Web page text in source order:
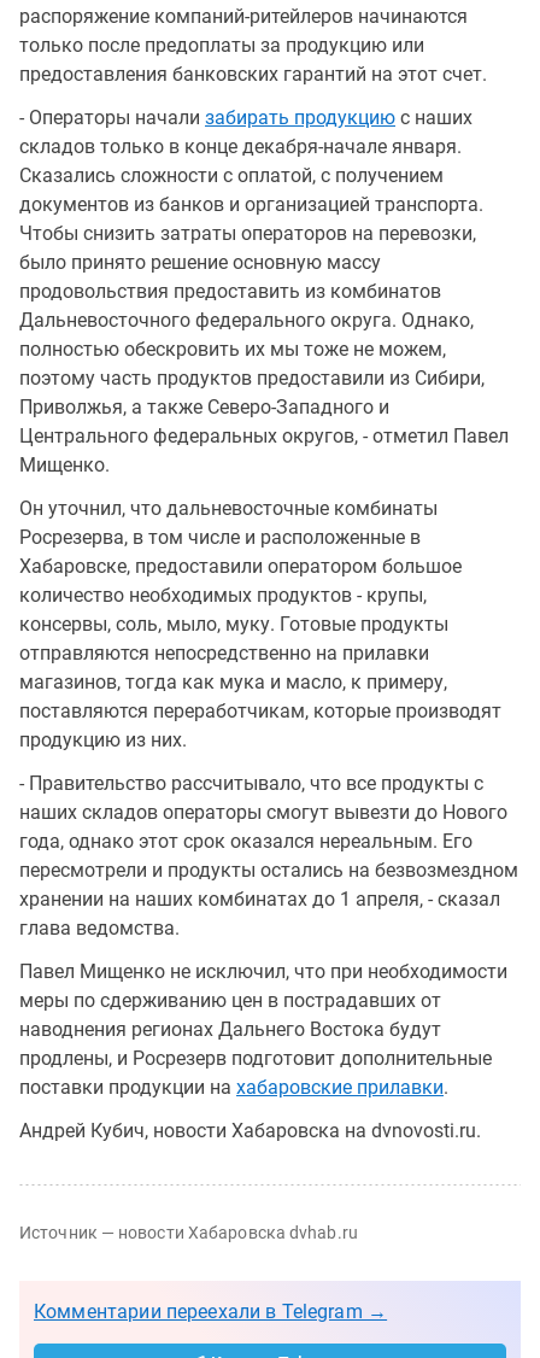
распоряжение компаний-ритейлеров начинаются
только после предоплаты за продукцию или
предоставления банковских гарантий на этот счет.
- Операторы начали забирать продукцию с наших
складов только в конце декабря-начале января.
Сказались сложности с оплатой, с получением
документов из банков и организацией транспорта.
Чтобы снизить затраты операторов на перевозки,
было принято решение основную массу
продовольствия предоставить из комбинатов
Дальневосточного федерального округа. Однако,
полностью обескровить их мы тоже не можем,
поэтому часть продуктов предоставили из Сибири,
Приволжья, а также Северо-Западного и
Центрального федеральных округов, - отметил Павел
Мищенко.
Он уточнил, что дальневосточные комбинаты
Росрезерва, в том числе и расположенные в
Хабаровске, предоставили оператором большое
количество необходимых продуктов - крупы,
консервы, соль, мыло, муку. Готовые продукты
отправляются непосредственно на прилавки
магазинов, тогда как мука и масло, к примеру,
поставляются переработчикам, которые производят
продукцию из них.
- Правительство рассчитывало, что все продукты с
наших складов операторы смогут вывезти до Нового
года, однако этот срок оказался нереальным. Его
пересмотрели и продукты остались на безвозмездном
хранении на наших комбинатах до 1 апреля, - сказал
глава ведомства.
Павел Мищенко не исключил, что при необходимости
меры по сдерживанию цен в пострадавших от
наводнения регионах Дальнего Востока будут
продлены, и Росрезерв подготовит дополнительные
поставки продукции на хабаровские прилавки.
Андрей Кубич, новости Хабаровска на dvnovosti.ru.
Источник — новости Хабаровска dvhab.ru
Комментарии переехали в Telegram →